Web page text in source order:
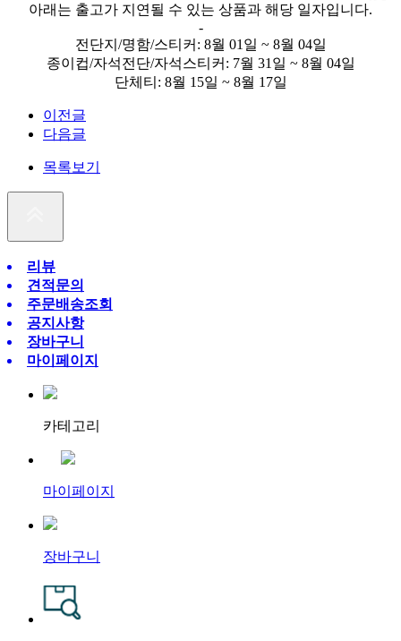
아래는 출고가 지연될 수 있는 상품과 해당 일자입니다.
-
전단지/명함/스티커: 8월 01일 ~ 8월 04일
종이컵/자석전단/자석스티커: 7월 31일 ~ 8월 04일
단체티: 8월 15일 ~ 8월 17일
이전글
다음글
목록보기
리뷰
견적문의
주문배송조회
공지사항
장바구니
마이페이지
카테고리
마이페이지
장바구니